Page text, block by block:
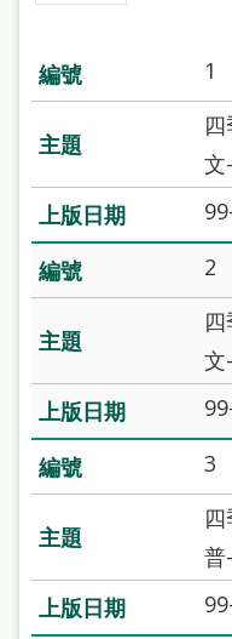
市
圖
站
導
覽
閱
網
兒
童
版
常
1
文
2
文
3
普